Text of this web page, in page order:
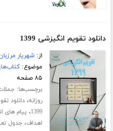
دانلود تقویم انگیزشی 1399
از:شهریار
موضوع:
۸۵ صفحه
برچسب‌ها:
روزانه،دانلود
1399، پیام های
اهداف، جدول